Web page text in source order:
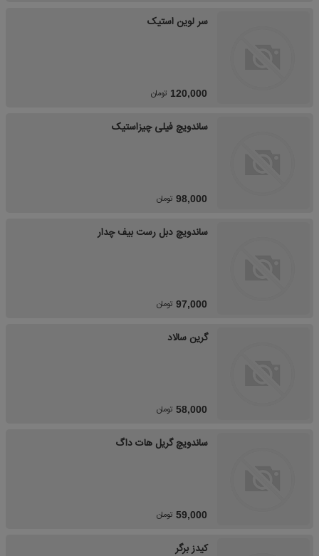
سر لوین استیک
120,000 تومان
ساندویچ فیلی چیزاستیک
98,000 تومان
ساندویچ دبل رست بیف چدار
97,000 تومان
گرین سالاد
58,000 تومان
ساندویچ گریل هات داگ
59,000 تومان
کیدز برگر